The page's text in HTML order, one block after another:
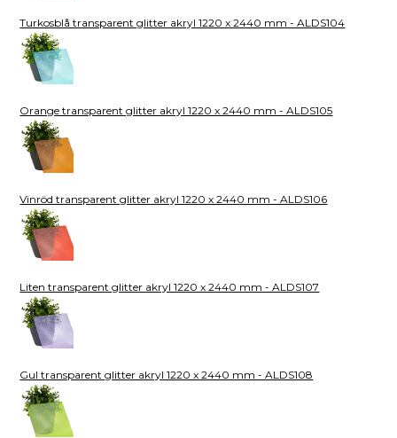
Turkosblå transparent glitter akryl 1220 x 2440 mm - ALDS104
Orange transparent glitter akryl 1220 x 2440 mm - ALDS105
Vinröd transparent glitter akryl 1220 x 2440 mm - ALDS106
Liten transparent glitter akryl 1220 x 2440 mm - ALDS107
Gul transparent glitter akryl 1220 x 2440 mm - ALDS108